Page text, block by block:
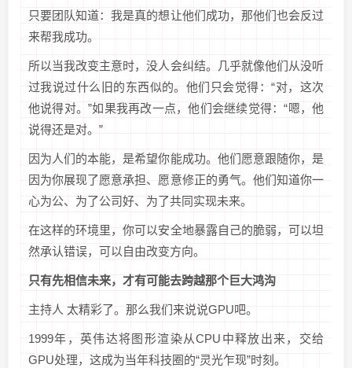
只要团队知道：我是真的想让他们成功，那他们也会反过
来帮我成功。
所以当我改变主意时，没人会纠结。几乎就像他们从没听
过我说过什么旧的东西似的。他们只会觉得：“对，这次
他说得对。”如果我再改一点，他们会继续觉得：“嗯，他
说得还是对。”
因为人们的本能，是希望你能成功。他们愿意跟随你，是
因为你展现了愿意承担、愿意修正的勇气。他们知道你一
心为公、为了公司好、为了共同实现未来。
在这样的环境里，你可以安全地暴露自己的脆弱，可以坦
然承认错误，可以自由改变方向。
只有先相信未来，才有可能去跨越那个巨大鸿沟
主持人 太精彩了。那么我们来说说GPU吧。
1999年，英伟达将图形渲染从CPU中释放出来，交给
GPU处理，这成为当年科技圈的“灵光乍现”时刻。